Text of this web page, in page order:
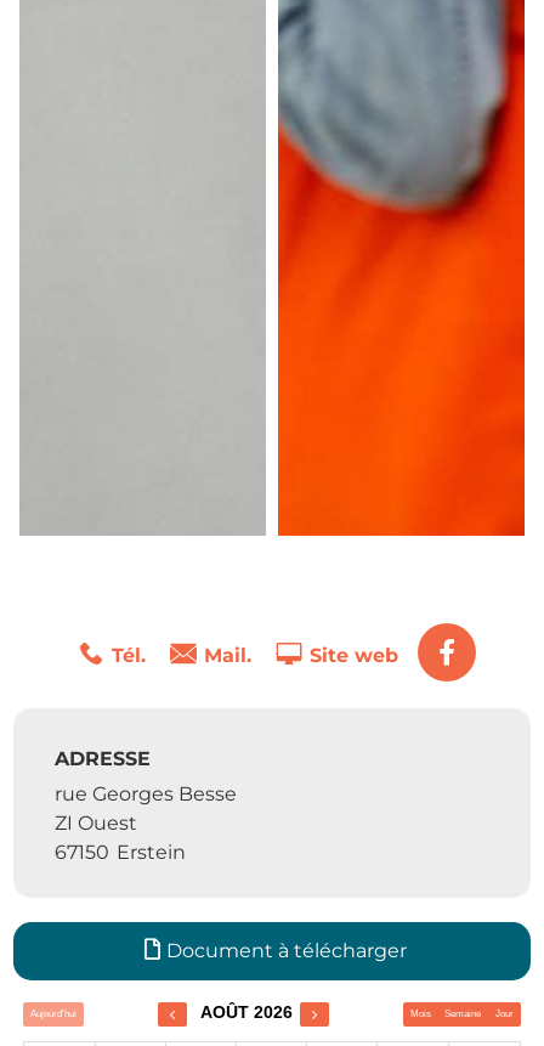
Tél. Mail. Site web
ADRESSE
rue Georges Besse
ZI Ouest
67150 Erstein
Document à télécharger